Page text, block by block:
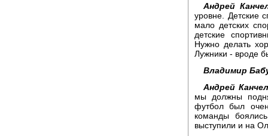
Андрей
уровне. Детские
мало детских
детские
Нужно делать
Лужники - вроде
Владимир
Андрей
мы должны
футбол был
команды
выступили и на